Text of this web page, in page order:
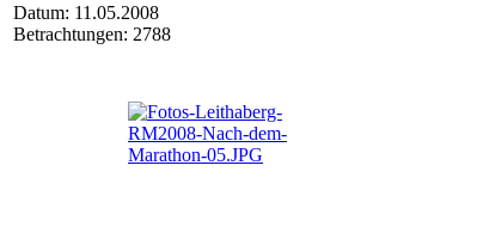
Datum: 11.05.2008
Betrachtungen: 2788